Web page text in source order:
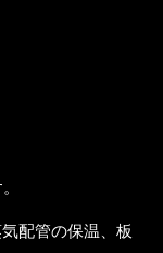
配管の保温、板